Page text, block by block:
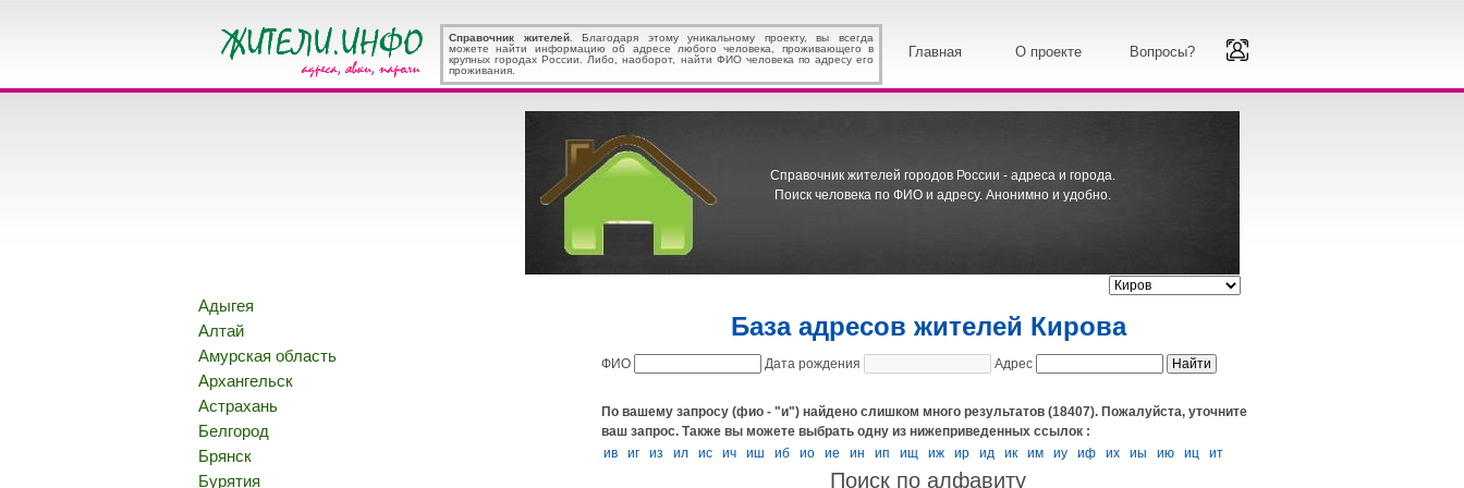
Справочник жителей. Благодаря этому уникальному проекту, вы всегда
можете найти информацию об адресе любого человека, проживающего в
крупных городах России. Либо, наоборот, найти ФИО человека по адресу его
проживания.
Главная О проекте Вопросы?
Справочник жителей городов России - адреса и города.
Поиск человека по ФИО и адресу. Анонимно и удобно.
Адыгея
Алтай
Амурская область
Архангельск
Астрахань
Белгород
Брянск
Бурятия
База адресов жителей Кирова
ФИО Дата рождения Адрес
По вашему запросу (фио - "и") найдено слишком много результатов (18407). Пожалуйста, уточните
ваш запрос. Также вы можете выбрать одну из нижеприведенных ссылок :
ив
иг из ил ис ич иш иб ио ие ин ип ищ иж ир ид ик им иу иф их иы ию иц ит
Поиск по алфавиту